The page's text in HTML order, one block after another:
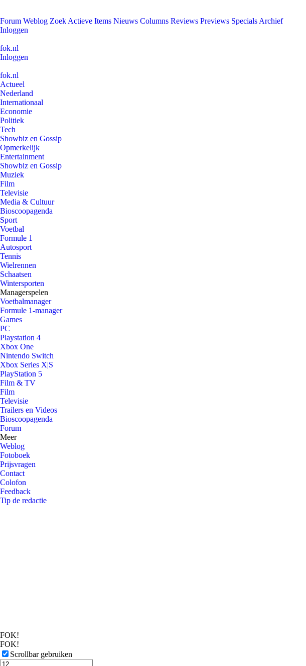
Forum Weblog Zoek Actieve Items Nieuws Columns Reviews Previews Specials Archief
Inloggen
fok.nl
Inloggen
fok.nl
Actueel
Nederland
Internationaal
Economie
Politiek
Tech
Showbiz en Gossip
Opmerkelijk
Entertainment
Showbiz en Gossip
Muziek
Film
Televisie
Media & Cultuur
Bioscoopagenda
Sport
Voetbal
Formule 1
Autosport
Tennis
Wielrennen
Schaatsen
Wintersporten
Managerspelen
Voetbalmanager
Formule 1-manager
Games
PC
Playstation 4
Xbox One
Nintendo Switch
Xbox Series X|S
PlayStation 5
Film & TV
Film
Televisie
Trailers en Videos
Bioscoopagenda
Forum
Meer
Weblog
Fotoboek
Prijsvragen
Contact
Colofon
Feedback
Tip de redactie
FOK!
FOK!
Scrollbar gebruiken